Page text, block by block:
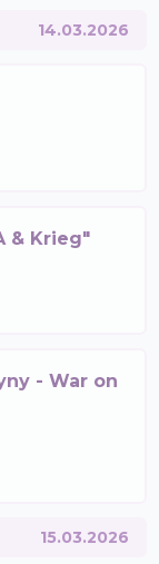
14.03.2026
& Krieg"
- War on
15.03.2026